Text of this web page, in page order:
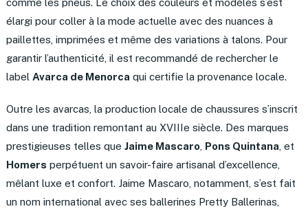
comme les pneus. Le choix des couleurs et modèles s’est
élargi pour coller à la mode actuelle avec des nuances à
paillettes, imprimées et même des variations à talons. Pour
garantir l’authenticité, il est recommandé de rechercher le
label Avarca de Menorca qui certifie la provenance locale.
Outre les avarcas, la production locale de chaussures s’inscrit
dans une tradition remontant au XVIIIe siècle. Des marques
prestigieuses telles que Jaime Mascaro Pons Quintana , et
Homers perpétuent un savoir-faire artisanal d’excellence,
mêlant luxe et confort. Jaime Mascaro, notamment, s’est fait
un nom international avec ses ballerines Pretty Ballerinas,